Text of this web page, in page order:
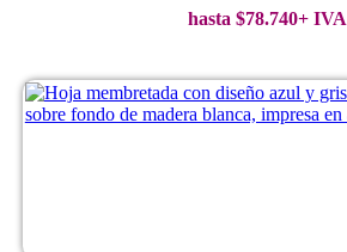
hasta $78.740+ IVA